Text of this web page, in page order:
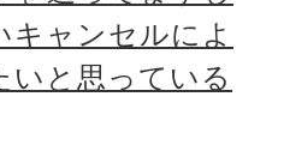
キャンセルによ
いと思っている